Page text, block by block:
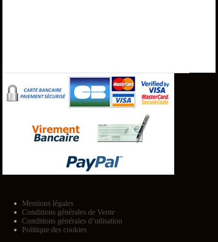
Mentions légales
Conditions générales de Vente
Conditions générales d’utlisation
Politique des cookies